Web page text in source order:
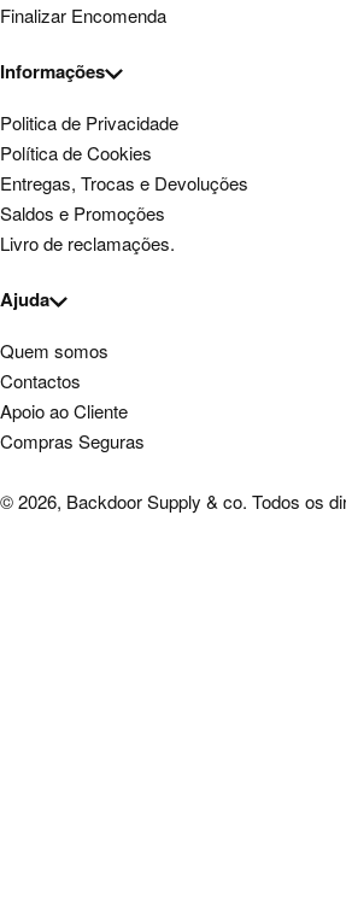
Finalizar Encomenda
Informações
Politica de Privacidade
Política de Cookies
Entregas, Trocas e Devoluções
Saldos e Promoções
Livro de reclamações.
Ajuda
Quem somos
Contactos
Apoio ao Cliente
Compras Seguras
© 2026, Backdoor Supply & co. Todos os